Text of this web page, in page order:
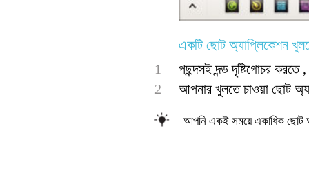
একটি ছোট অ্যাপ্লিকেশন
1
পছন্দসই দন্ড দৃষ্টিগোচর করতে ,
2
আপনার খুলতে চাওয়া ছোট
আপনি একই সময়ে একাধিক ছোট